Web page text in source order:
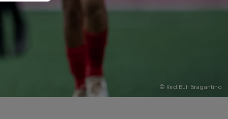
© Red Bull Bragantino